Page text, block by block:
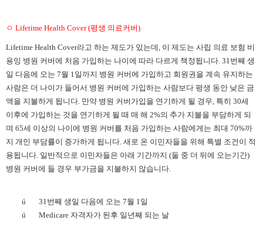
ㅇ Lifetime Health Cover (평생 의료커버)
Lifetime Health Cover라고 하는 제도가 있는데, 이 제도는 사립 의료 보험 비
용잉 병원 커버에 처음 가입하는 나이에 따라 다르게 책정됩니다. 31번째 생
일 다음에 오는 7월 1일까지 병원 커버에 가입하고 회원권을 계속 유지하는
사람은 더 나이가 들어서 병원 커버에 가입하는 사람보다 평생 동안 낮은 금
액을 지불하게 됩니다. 만약 병원 커버가입을 연기하게 될 경우, 특히 30세
이후에 가입하는 것을 연기하게 될 때 매 해 2%의 추가 지불을 부담하게 되
며 65세 이상의 나이에 병원 커버를 처음 가입하는 사람에게는 최대 70%까
지 개인 부담률이 증가하게 됩니다. 새로 온 이민자들을 위해 특별 조건이 적
용됩니다. 일반적으로 이민자들은 아래 기간까지 (둘 중 더 뒤에 오는기간)
병원 커버에 들 경우 부가금을 지불하지 않습니다.
ú
31번째 생일 다음에 오는 7월 1일
ú
Medicare 자격자가 된후 일년째 되는 날